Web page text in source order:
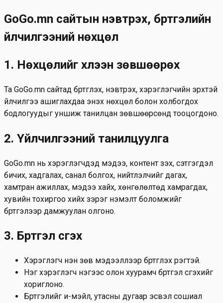
Skip to main content
GoGo.mn сайтын нэвтрэх, бүртгэлийн
үйлчилгээний нөхцөл
1. Нөхцөлийг хүлээн зөвшөөрөх
Та GoGo.mn сайтад бүртгүүлэх, нэвтрэх, хэрэглэгчийн эрхтэй
үйлчилгээ ашиглахдаа энэхүү нөхцөл болон холбогдох
бодлогуудыг уншиж танилцан зөвшөөрсөнд тооцогдоно.
2. Үйлчилгээний танилцуулга
GoGo.mn нь хэрэглэгчдэд мэдээ, контент үзэх, сэтгэгдэл
бичих, хадгалах, санал болгох, нийтлэлчийг дагах,
хамтран ажиллах, мэдээ хайх, хөнгөлөлтөд хамрагдах,
хувийн тохиргоо хийх зэрэг нэмэлт боломжийг
бүртгэлээр дамжуулан олгоно.
3. Бүртгэл үүсгэх
Хэрэглэгч үнэн зөв мэдээллээр бүртгүүлэх үүрэгтэй.
Нэг хэрэглэгч нэгээс олон хуурамч бүртгэл үүсгэхийг
хориглоно.
Бүртгэлийг и-мэйл, утасны дугаар эсвэл сошиал